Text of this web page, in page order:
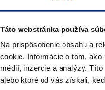
Táto webstránka používa
Na prispôsobenie obsahu a
cookie. Informácie o tom,
médií, inzercie a analýzy.
alebo ktoré od vás získali,